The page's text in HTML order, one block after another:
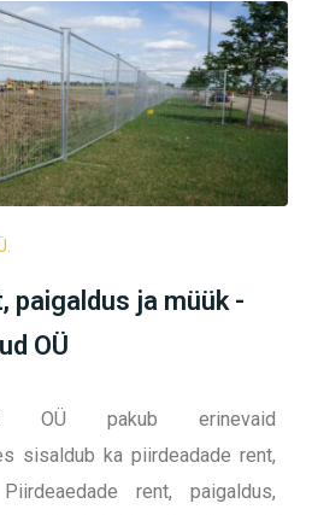
paigaldus ja müük -
OÜ
OÜ pakub erinevaid
sisaldub ka piirdeadade rent,
rent, paigaldus,